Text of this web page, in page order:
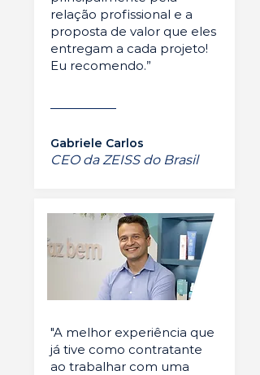
relação profissional e a
proposta de valor que eles
entregam a cada projeto!
Eu recomendo.”
Gabriele Carlos
CEO da ZEISS do Brasil
"A melhor experiência que
já tive como contratante
ao trabalhar com uma